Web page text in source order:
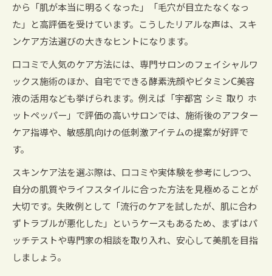
から「肌が本当に明るくなった」「毛穴が目立たなくなっ
た」と高評価を受けています。こうしたリアルな声は、スキ
ンケア方法選びの大きなヒントになります。
口コミで人気のケア方法には、専門サロンのフェイシャルワ
ックス施術のほか、自宅でできる酵素洗顔やビタミンC美容
液の活用なども挙げられます。例えば「宇都宮 シミ 取り ホ
ットペッパー」で評価の高いサロンでは、施術後のアフター
ケア指導や、敏感肌向けの低刺激アイテムの提案が好評で
す。
スキンケア法を選ぶ際は、口コミや実体験を参考にしつつ、
自分の肌質やライフスタイルに合った方法を見極めることが
大切です。失敗例として「流行のケアを試したが、肌に合わ
ずトラブルが悪化した」というケースもあるため、まずはパ
ッチテストや専門家の相談を取り入れ、安心して美肌を目指
しましょう。